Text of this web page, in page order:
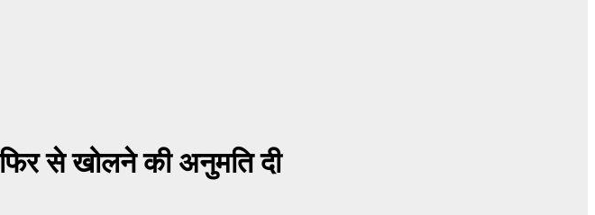
से खोलने की अनुमति दी